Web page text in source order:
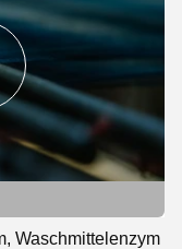
Waschmittelenzym